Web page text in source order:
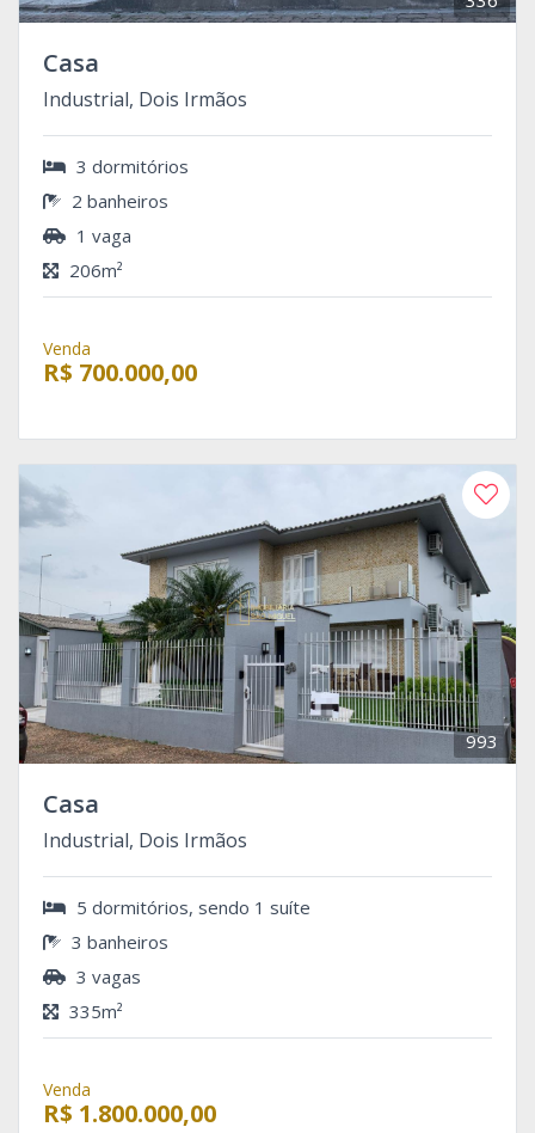
Casa
Industrial, Dois Irmãos
3 dormitórios
2 banheiros
1 vaga
206m²
Venda
R$ 700.000,00
993
Casa
Industrial, Dois Irmãos
5 dormitórios, sendo 1 suíte
3 banheiros
3 vagas
335m²
Venda
R$ 1.800.000,00